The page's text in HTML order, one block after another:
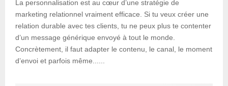
La personnalisation est au cœur d’une stratégie de
marketing relationnel vraiment efficace. Si tu veux créer une
relation durable avec tes clients, tu ne peux plus te contenter
d’un message générique envoyé à tout le monde.
Concrètement, il faut adapter le contenu, le canal, le moment
d’envoi et parfois même......